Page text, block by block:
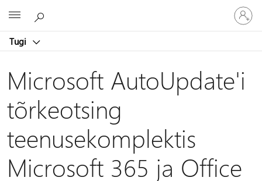
Tugi
Logige
sisse
oma
Microsoft AutoUpdate'i
tõrkeotsing
teenusekomplektis
Microsoft 365 ja Office